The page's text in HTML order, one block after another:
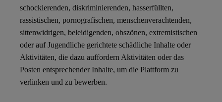
schockierenden, diskriminierenden, hasserfüllten,
rassistischen, pornografischen, menschenverachtenden,
sittenwidrigen, beleidigenden, obszönen, extremistischen
oder auf Jugendliche gerichtete schädliche Inhalte oder
Aktivitäten, die dazu auffordern Aktivitäten oder das
Posten entsprechender Inhalte, um die Plattform zu
verlinken und zu bewerben.